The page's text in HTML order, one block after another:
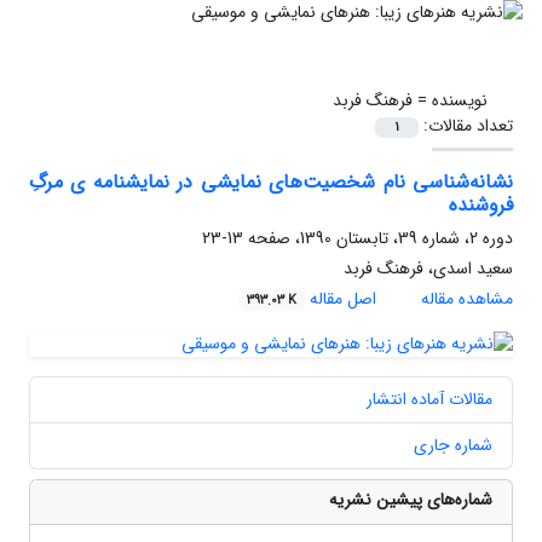
نویسنده =فرهنگ فربد
تعداد مقالات:
1
نشانه‌شناسی نام شخصیت‌های نمایشی در نمایشنامه ی مرگِ
فروشنده
دوره 2، شماره 39، تابستان 1390، صفحه
13-23
سعید اسدی، فرهنگ فربد
مشاهده مقاله
اصل مقاله 393.03 K
مقالات آماده انتشار
شماره جاری
شماره‌های پیشین نشریه